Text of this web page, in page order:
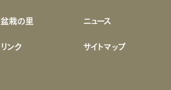
盆栽の里
ニュース
リンク
サイトマップ